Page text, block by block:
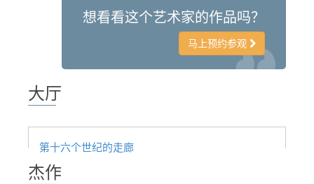
圣马可博物馆
宝石加工博物馆
The Arnolfo\'s tower
想看看这个艺术家的作品吗？
马上预约参观
大厅
第十六个世纪的走廊
杰作